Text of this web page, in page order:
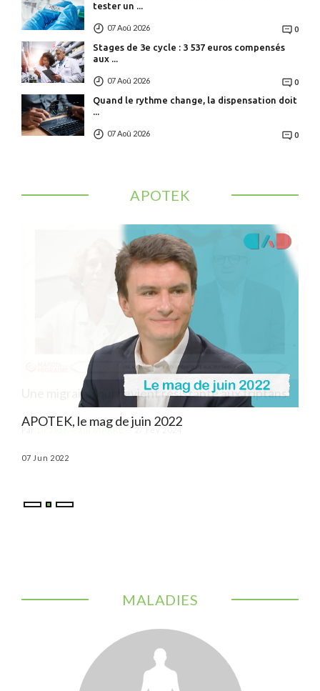
07 Aoû 2026 0
Stages de 3e cycle : 3 537 euros compensés
07 Aoû 2026 0
Quand le rythme change, la dispensation doit
07 Aoû 2026 0
APOTEK
APOTEK, le mag de juin 2022
07 Jun 2022
MALADIES